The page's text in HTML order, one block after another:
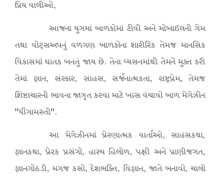
પ્રિય વાલીઓ,
આજના યુગમાં બાળકોમાં ટીવી અને મોબાઈલની ગેમ
તથા વોટ્સઅપનું વળગણ બાળકોના શારીરિક તેમજ માનસિક
વિકાસમાં ઘાતક બનતું જાય છે. તેના વ્યસનમાંથી તેમને મુક્ત કરી
તેમાં જ્ઞાન, સંસ્કાર, સાહસ, સર્જનાત્મકતા, રાષ્ટ્રપ્રેમ, તેમજ
શિષ્ટાચારની ભાવના જાગૃત કરવા માટે ખાસ વંચાવો બાળ મેગેઝીન
"ધીંગામસ્તી".
આ મેગેઝીનમાં પ્રેરણાત્મક વાર્તાઓ, સાહસકથા,
જ્ઞાનકથા, પ્રેરક પ્રસંગો, હાસ્ય હિલોળ, પક્ષી અને પ્રાણીજગત,
જ્ઞાનગોઠડી, મગજ કસો, દેશભક્તિ, વિજ્ઞાન, જાતે બનાવો, ચાલો